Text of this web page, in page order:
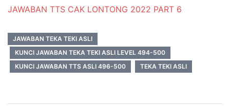
JAWABAN TTS CAK LONTONG 2022 PART 6
JAWABAN TEKA TEKI ASLI
KUNCI JAWABAN TEKA TEKI ASLI LEVEL 494-500
KUNCI JAWABAN TTS ASLI 496-500
TEKA TEKI ASLI